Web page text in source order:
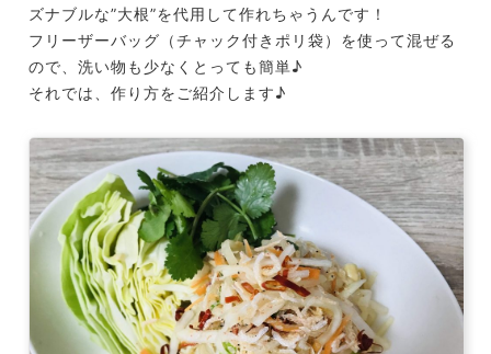
ズナブルな”大根”を代用して作れちゃうんです！
フリーザーバッグ（チャック付きポリ袋）を使って混ぜる
ので、洗い物も少なくとっても簡単♪
それでは、作り方をご紹介します♪